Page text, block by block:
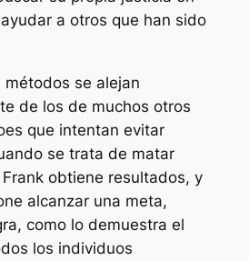
a otros que han sido
métodos se alejan
de los de muchos otros
que intentan evitar
se trata de matar
obtiene resultados, y
alcanzar una meta,
como lo demuestra el
los individuos